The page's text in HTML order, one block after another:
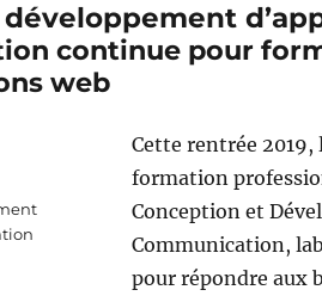
développement
continue pour
web
Cette rentrée 2019,
formation
Conception et
Communication,
pour répondre aux